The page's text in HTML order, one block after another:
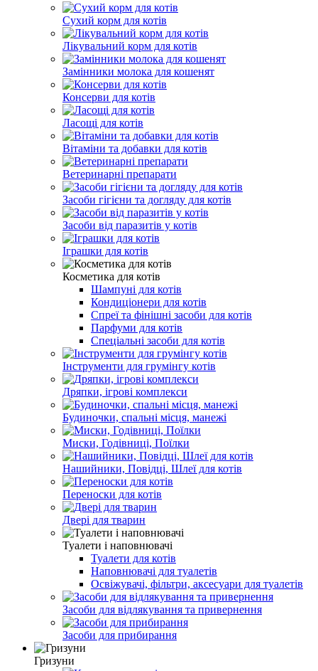
Сухий корм для котів
Лікувальний корм для котів
Замінники молока для кошенят
Консерви для котів
Ласощі для котів
Вітаміни та добавки для котів
Ветеринарні препарати
Засоби гігієни та догляду для котів
Засоби від паразитів у котів
Іграшки для котів
Косметика для котів
Шампуні для котів
Кондиціонери для котів
Спреї та фінішні засоби для котів
Парфуми для котів
Спеціальні засоби для котів
Інструменти для грумінгу котів
Дряпки, ігрові комплекси
Будиночки, спальні місця, манежі
Миски, Годівниці, Поїлки
Нашийники, Повідці, Шлеї для котів
Переноски для котів
Двері для тварин
Туалети і наповнювачі
Туалети для котів
Наповнювачі для туалетів
Освіжувачі, фільтри, аксесуари для туалетів
Засоби для відлякування та привернення
Засоби для прибирання
Гризуни